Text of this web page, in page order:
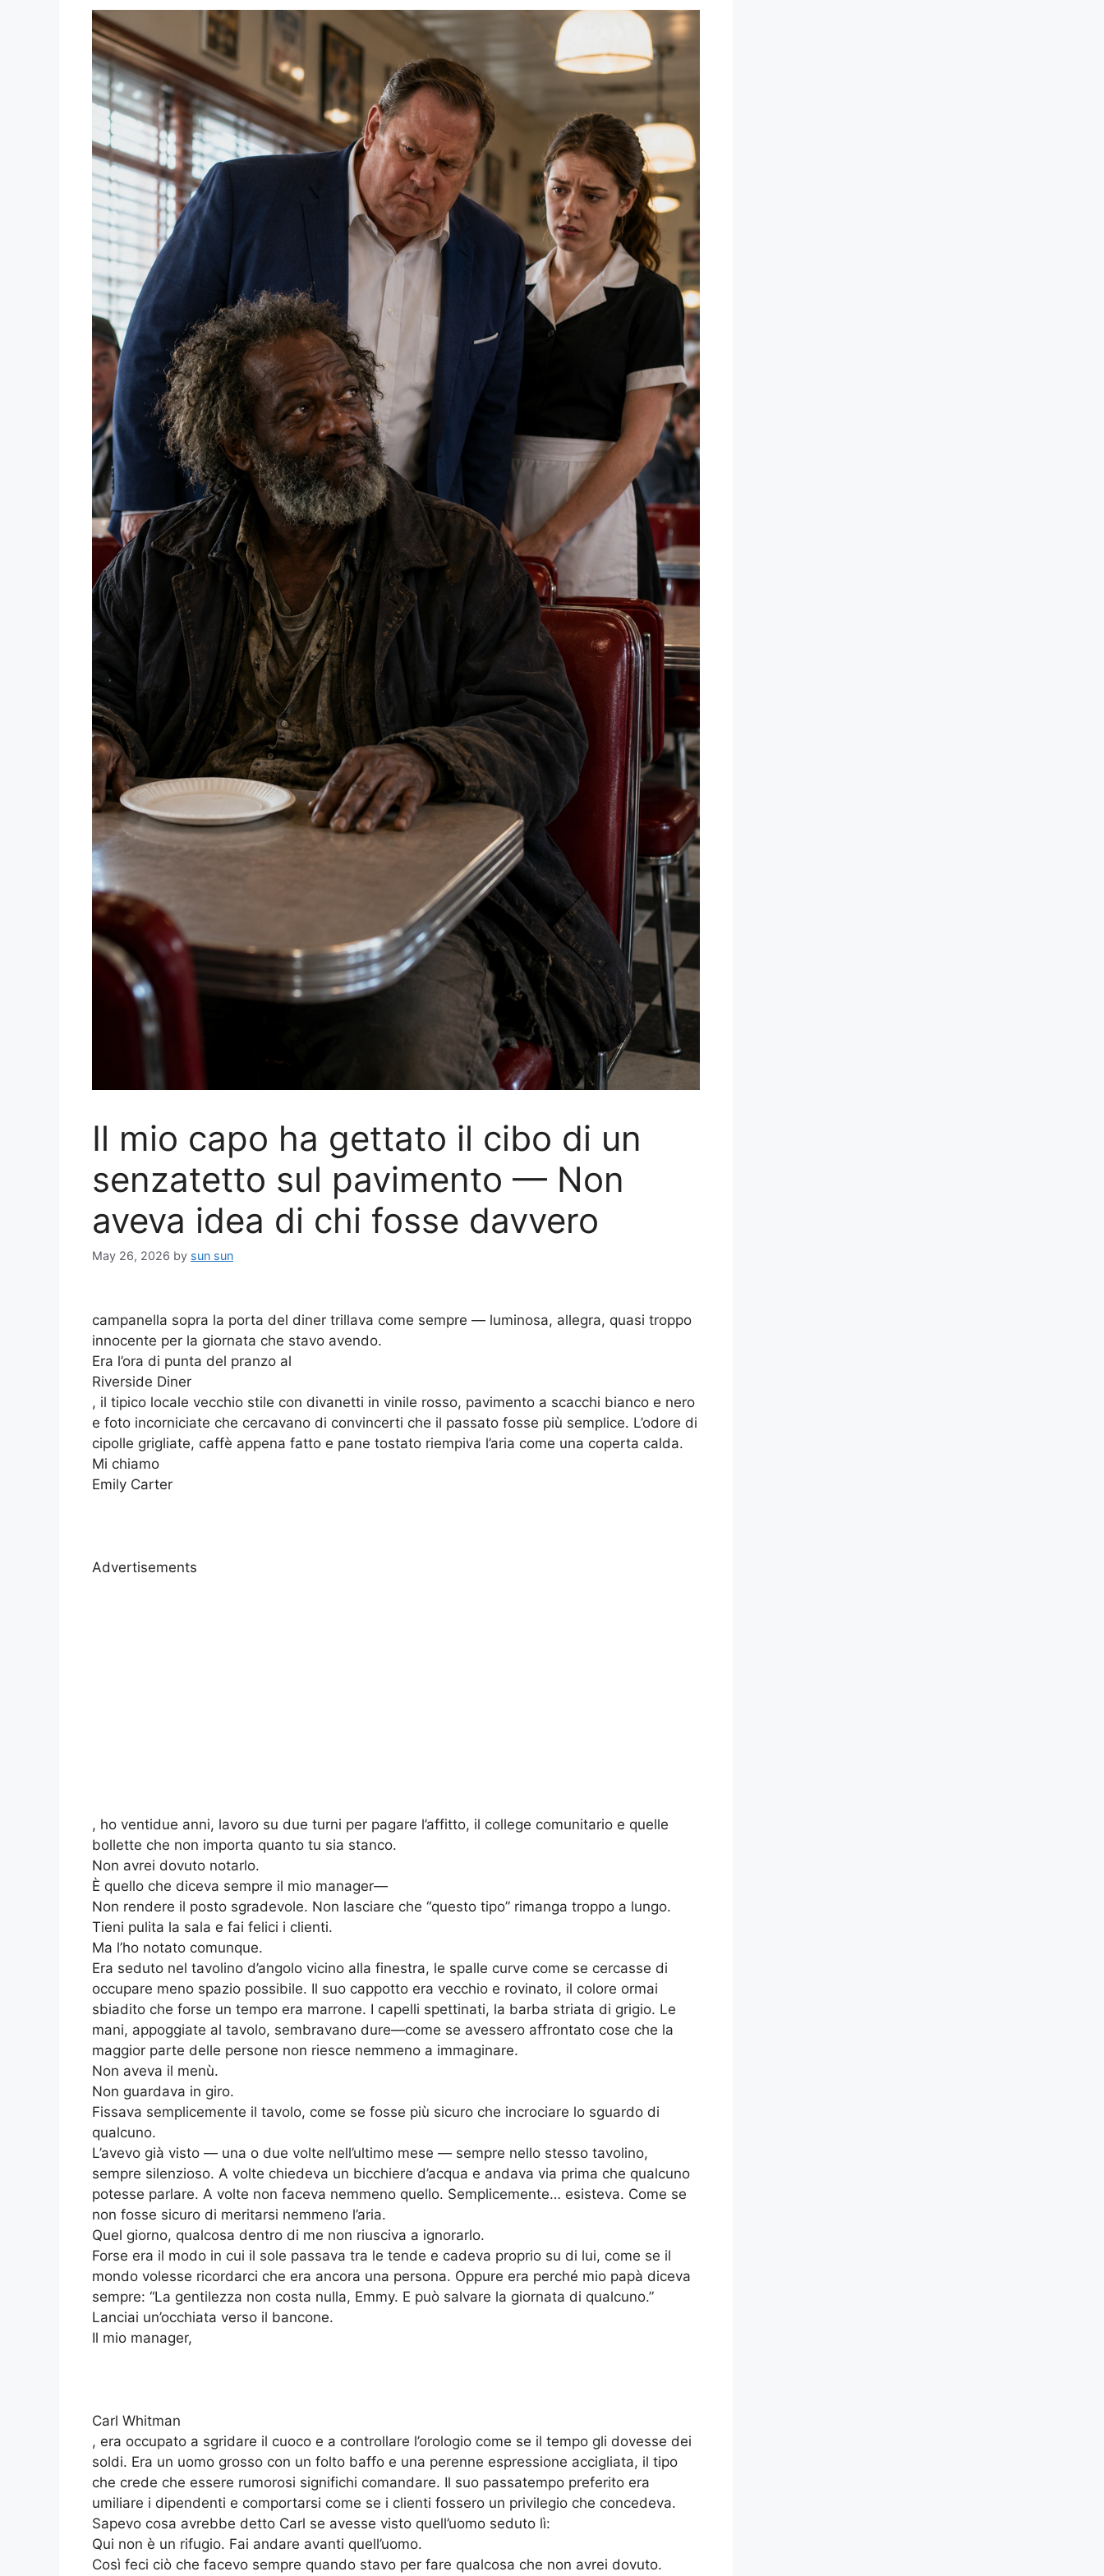
Il mio capo ha gettato il cibo di un
senzatetto sul pavimento — Non
aveva idea di chi fosse davvero
May 26, 2026 by sun sun
campanella sopra la porta del diner trillava come sempre — luminosa, allegra, quasi troppo
innocente per la giornata che stavo avendo.
Era l’ora di punta del pranzo al
Riverside Diner
, il tipico locale vecchio stile con divanetti in vinile rosso, pavimento a scacchi bianco e nero
e foto incorniciate che cercavano di convincerti che il passato fosse più semplice. L’odore di
cipolle grigliate, caffè appena fatto e pane tostato riempiva l’aria come una coperta calda.
Mi chiamo
Emily Carter
Advertisements
, ho ventidue anni, lavoro su due turni per pagare l’affitto, il college comunitario e quelle
bollette che non importa quanto tu sia stanco.
Non avrei dovuto notarlo.
È quello che diceva sempre il mio manager—
Non rendere il posto sgradevole. Non lasciare che “questo tipo” rimanga troppo a lungo.
Tieni pulita la sala e fai felici i clienti.
Ma l’ho notato comunque.
Era seduto nel tavolino d’angolo vicino alla finestra, le spalle curve come se cercasse di
occupare meno spazio possibile. Il suo cappotto era vecchio e rovinato, il colore ormai
sbiadito che forse un tempo era marrone. I capelli spettinati, la barba striata di grigio. Le
mani, appoggiate al tavolo, sembravano dure—come se avessero affrontato cose che la
maggior parte delle persone non riesce nemmeno a immaginare.
Non aveva il menù.
Non guardava in giro.
Fissava semplicemente il tavolo, come se fosse più sicuro che incrociare lo sguardo di
qualcuno.
L’avevo già visto — una o due volte nell’ultimo mese — sempre nello stesso tavolino,
sempre silenzioso. A volte chiedeva un bicchiere d’acqua e andava via prima che qualcuno
potesse parlare. A volte non faceva nemmeno quello. Semplicemente… esisteva. Come se
non fosse sicuro di meritarsi nemmeno l’aria.
Quel giorno, qualcosa dentro di me non riusciva a ignorarlo.
Forse era il modo in cui il sole passava tra le tende e cadeva proprio su di lui, come se il
mondo volesse ricordarci che era ancora una persona. Oppure era perché mio papà diceva
sempre: “La gentilezza non costa nulla, Emmy. E può salvare la giornata di qualcuno.”
Lanciai un’occhiata verso il bancone.
Il mio manager,
Carl Whitman
, era occupato a sgridare il cuoco e a controllare l’orologio come se il tempo gli dovesse dei
soldi. Era un uomo grosso con un folto baffo e una perenne espressione accigliata, il tipo
che crede che essere rumorosi significhi comandare. Il suo passatempo preferito era
umiliare i dipendenti e comportarsi come se i clienti fossero un privilegio che concedeva.
Sapevo cosa avrebbe detto Carl se avesse visto quell’uomo seduto lì:
Qui non è un rifugio. Fai andare avanti quell’uomo.
Così feci ciò che facevo sempre quando stavo per fare qualcosa che non avrei dovuto.